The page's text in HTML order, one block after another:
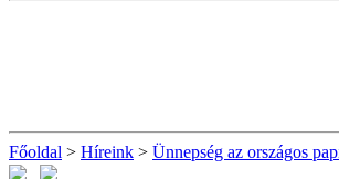
Főoldal > Híreink > Ünnepség az országos